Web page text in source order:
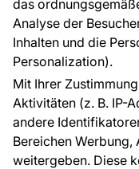
das
Analyse der
Inhalten und die
Personalization).
Mit Ihrer
Aktivitäten (z. B. IP-
andere
Bereichen
weitergeben. Diese
FÜR SIE
Blog
EU-Projekte
Ratschläge und Tipps
FAQ